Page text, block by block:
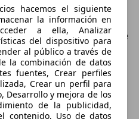
Si no te convence
encuentras más barato, te
tásalo en menos de 1
y vende en 24 horas.
20:30 y S: 10:00-19:00
hacemos el siguiente
la información en
a ella, Analizar
del dispositivo para
al público a través de
la combinación de datos
fuentes, Crear perfiles
Crear un perfil para
Desarrollo y mejora de los
de la publicidad,
contenido, Uso de datos